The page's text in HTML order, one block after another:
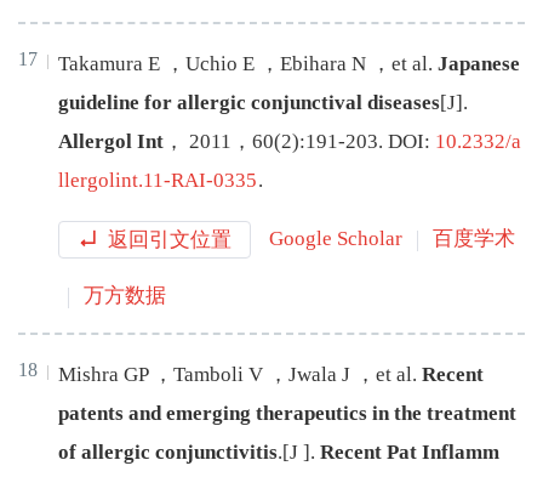
17 Takamura E ， Uchio E ， Ebihara N ， et al. Japanese
guideline for allergic conjunctival diseases[J] .
Allergol Int ， 2011 ， 60(2):191-203. DOI: 10.2332/a
llergolint.11-RAI-0335.
返回引文位置 Google Scholar 百度学术
万方数据
18 Mishra GP ， Tamboli V ， Jwala J ， et al. Recent
patents and emerging therapeutics in the treatment
of allergic conjunctivitis.[J ]. Recent Pat Inflamm